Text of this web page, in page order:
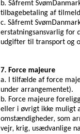
b. Såfremt
tilbagebetaling af
c. Såfremt
erstatningsansvarlig for
udgifter til transport og
7. Force majeure
a. I tilfælde af force
under arrangementet).
b. Force majeure
eller i øvrigt ikke muligt
omstændigheder, som
vejr, krig, usædvanlige